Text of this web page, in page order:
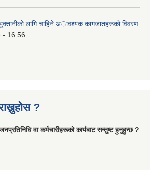
लागि चाहिने अावश्यक कागजातहरूकाे विवरण
- 16:56
?
वा कर्मचारीहरूकाे कार्यबाट सन्तुष्ट हुनुहुन्छ ?